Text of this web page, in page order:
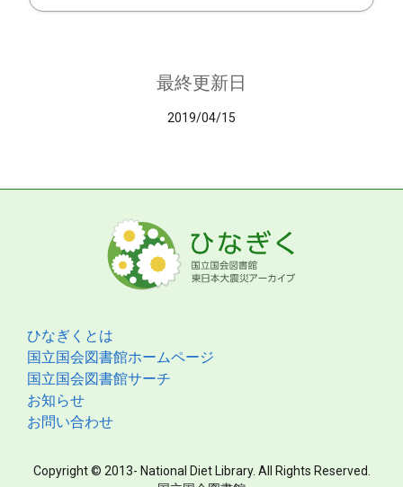
最終更新日
2019/04/15
ひなぎくとは
国立国会図書館ホームページ
国立国会図書館サーチ
お知らせ
お問い合わせ
Copyright © 2013- National Diet Library. All Rights Reserved.